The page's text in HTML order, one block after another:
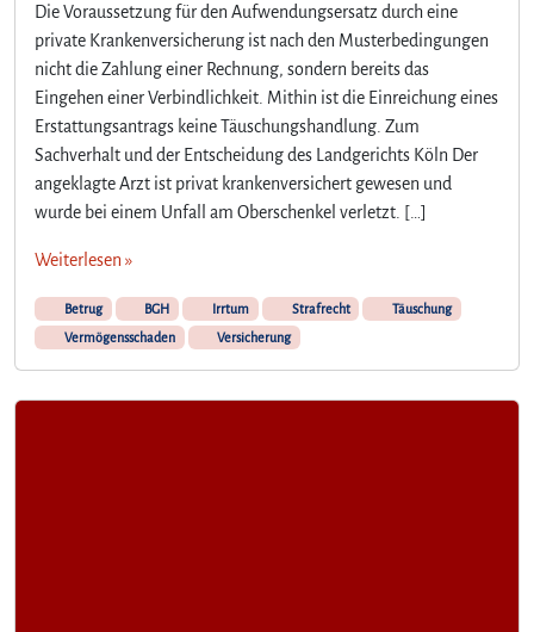
Die Voraussetzung für den Aufwendungsersatz durch eine
private Krankenversicherung ist nach den Musterbedingungen
nicht die Zahlung einer Rechnung, sondern bereits das
Eingehen einer Verbindlichkeit. Mithin ist die Einreichung eines
Erstattungsantrags keine Täuschungshandlung. Zum
Sachverhalt und der Entscheidung des Landgerichts Köln Der
angeklagte Arzt ist privat krankenversichert gewesen und
wurde bei einem Unfall am Oberschenkel verletzt. […]
Weiterlesen »
Betrug BGH Irrtum Strafrecht
Täuschung
Vermögensschaden
Versicherung